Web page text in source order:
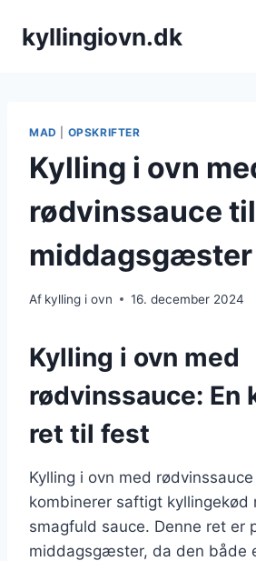
kyllingiovn.dk
MAD OPSKRIFTER
Kylling i ovn
rødvinssauce til
middagsgæster
Af kylling i ovn 16. december 2024
Kylling i ovn med
rødvinssauce: En
ret til fest
Kylling i ovn med
kombinerer saftigt kyllingekød
smagfuld sauce. Denne ret er
middagsgæster, da den både